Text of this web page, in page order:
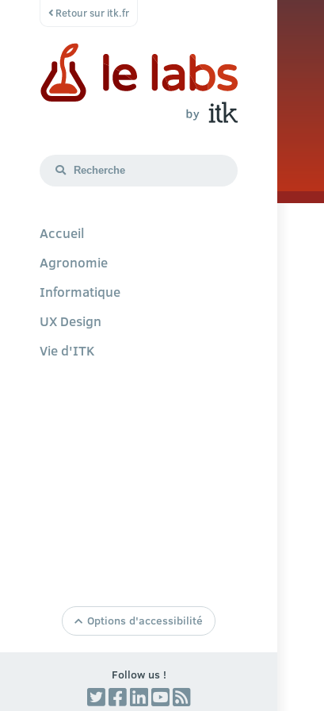
Retour sur itk.fr
Accueil
Agronomie
Informatique
UX Design
Vie d'ITK
Taille de texte par Defaut
Réduire la Taille du Texte
Options d'accessibilité
Follow us !